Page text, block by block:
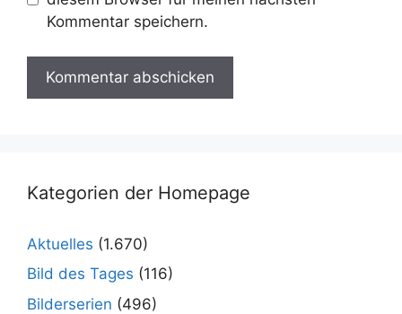
Kommentar speichern.
Kategorien der Homepage
Aktuelles (1.670)
Bild des Tages (116)
Bilderserien (496)